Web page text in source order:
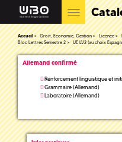
Accueil Droit, Economie, Gestion Licence
Bloc Lettres Semestre 2
UE LV2 (au choix
Allemand confirmé
Renforcement linguistique et
Grammaire (Allemand)
Laboratoire (Allemand)